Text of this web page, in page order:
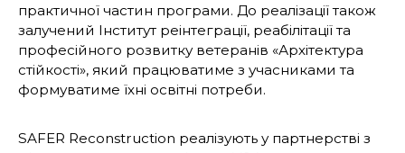
практичної частин програми. До реалізації також
залучений Інститут реінтеграції, реабілітації та
професійного розвитку ветеранів «Архітектура
стійкості», який працюватиме з учасниками та
формуватиме їхні освітні потреби.
SAFER Reconstruction реалізують у партнерстві з